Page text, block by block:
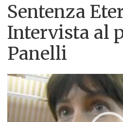
Sentenza
Intervista al
Panelli
Lettore
Video